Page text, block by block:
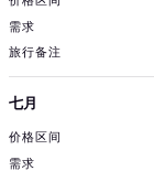
七月